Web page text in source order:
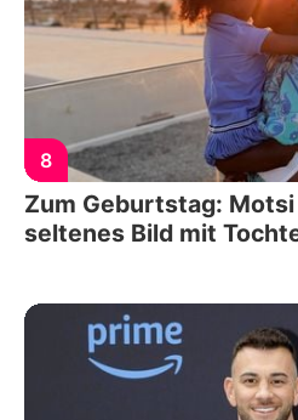
8
Zum Geburtstag:
seltenes Bild mit